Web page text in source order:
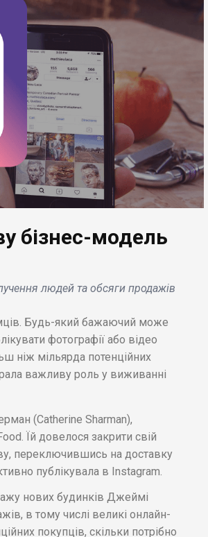
бізнес-модель
людей та обсяги продажів
Будь-який бажаючий може
фотографії або відео
ніж мільярда потенційних
важливу роль у виживанні
(Catherine Sharman),
Їй довелося закрити свій
переключившись на доставку
публікувала в Instagram.
нових будинків Джеймі
в тому числі великі онлайн-
покупців, скільки потрібно
БІЗНЕС НОВИНИ
Саудівська Аравія
виділить 38 млрд.
доларів на розвиток
кіберспорту .